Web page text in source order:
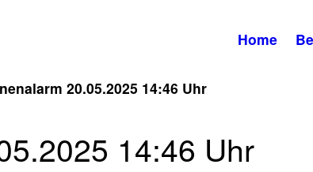
Home
20.05.2025 14:46 Uhr
14:46 Uhr